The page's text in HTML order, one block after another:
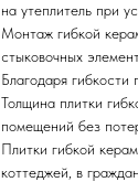
на утеплитель при
Монтаж гибкой
стыковочных
Благодаря
Толщина плитки
помещений без
Плитки гибкой
коттеджей, в